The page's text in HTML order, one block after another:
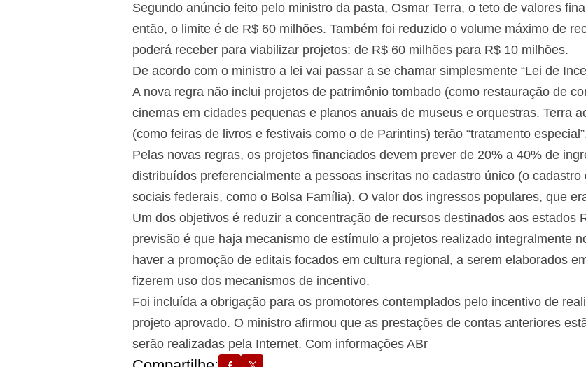
Segundo anúncio feito pelo ministro da pasta, Osmar Terra, o teto de valores
então, o limite é de R$ 60 milhões. Também foi reduzido o volume máximo de
poderá receber para viabilizar projetos: de R$ 60 milhões para R$ 10 milhões.
De acordo com o ministro a lei vai passar a se chamar simplesmente “Lei de
A nova regra não inclui projetos de patrimônio tombado (como restauração de
cinemas em cidades pequenas e planos anuais de museus e orquestras. Terra
(como feiras de livros e festivais como o de Parintins) terão “tratamento
Pelas novas regras, os projetos financiados devem prever de 20% a 40% de
distribuídos preferencialmente a pessoas inscritas no cadastro único (o
sociais federais, como o Bolsa Família). O valor dos ingressos populares, que
Um dos objetivos é reduzir a concentração de recursos destinados aos estados
previsão é que haja mecanismo de estímulo a projetos realizado integralmente
haver a promoção de editais focados em cultura regional, a serem elaborados
fizerem uso dos mecanismos de incentivo.
Foi incluída a obrigação para os promotores contemplados pelo incentivo de
projeto aprovado. O ministro afirmou que as prestações de contas anteriores
serão realizadas pela Internet. Com informações ABr